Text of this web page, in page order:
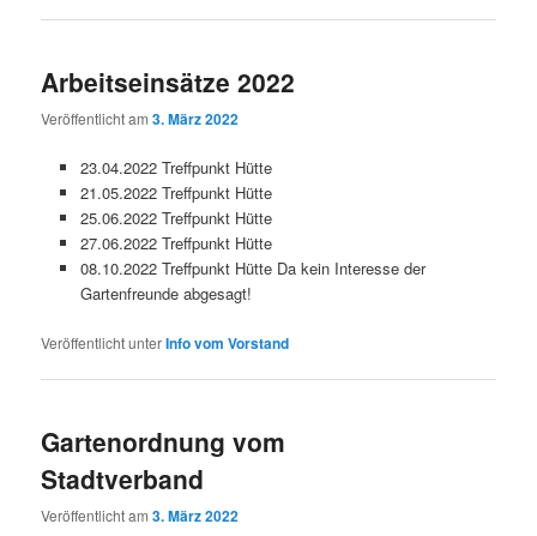
Arbeitseinsätze 2022
Veröffentlicht am3. März 2022
23.04.2022 Treffpunkt Hütte
21.05.2022 Treffpunkt Hütte
25.06.2022 Treffpunkt Hütte
27.06.2022 Treffpunkt Hütte
08.10.2022 Treffpunkt Hütte Da kein Interesse der
Gartenfreunde abgesagt!
Veröffentlicht unterInfo vom Vorstand
Gartenordnung vom
Stadtverband
Veröffentlicht am3. März 2022